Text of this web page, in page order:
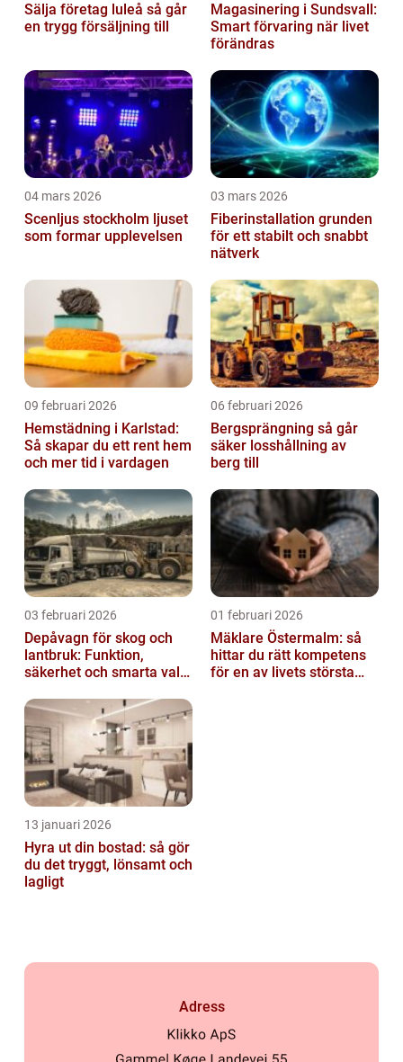
Sälja företag luleå så går
en trygg försäljning till
Magasinering i Sundsvall:
Smart förvaring när livet
förändras
04 mars 2026
Scenljus stockholm ljuset
som formar upplevelsen
03 mars 2026
Fiberinstallation grunden
för ett stabilt och snabbt
nätverk
09 februari 2026
Hemstädning i Karlstad:
Så skapar du ett rent hem
och mer tid i vardagen
06 februari 2026
Bergsprängning så går
säker losshållning av
berg till
03 februari 2026
Depåvagn för skog och
lantbruk: Funktion,
säkerhet och smarta val
01 februari 2026
Mäklare Östermalm: så
hittar du rätt kompetens
för en av livets största
13 januari 2026
Hyra ut din bostad: så gör
du det tryggt, lönsamt och
lagligt
Adress